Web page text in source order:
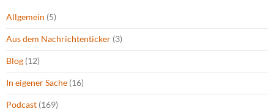
Allgemein (5)
Aus dem Nachrichtenticker (3)
Blog (12)
In eigener Sache (16)
Podcast (169)